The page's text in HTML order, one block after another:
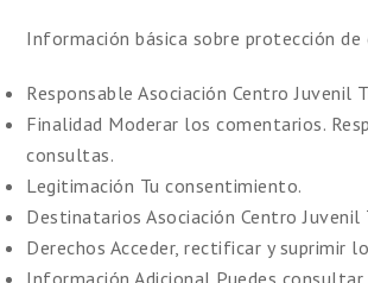
Información básica sobre protección de
Responsable Asociación Centro Juvenil
Finalidad Moderar los comentarios.
consultas.
Legitimación Tu consentimiento.
Destinatarios Asociación Centro Juvenil
Derechos Acceder, rectificar y suprimir